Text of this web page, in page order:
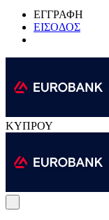
ΕΓΓΡΑΦΗ
ΕΙΣΟΔΟΣ
ΚΥΠΡΟΥ